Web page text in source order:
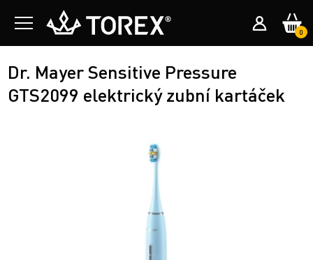
0
Dr. Mayer Sensitive Pressure
GTS2099 elektrický zubní kartáček